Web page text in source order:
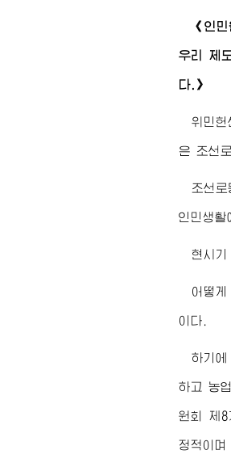
《인
우리 제
다.》
위민
은 조선
조선
인민생활
현시
어떻
이다.
하기
하고 농
원회 제8
정적이